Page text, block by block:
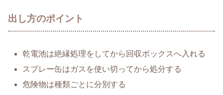
出し方のポイント
乾電池は絶縁処理をしてから回収ボックスへ入れる
スプレー缶はガスを使い切ってから処分する
危険物は種類ごとに分別する